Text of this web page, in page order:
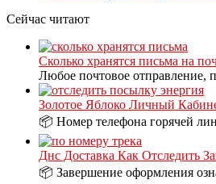
Сейчас читают
Сколько хранятся письма на
Любое почтовое отправление,
Золотое Яблоко Личный
📦 Номер телефона горячей
Днс Доставка Как Отследить
📦 Завершение оформления